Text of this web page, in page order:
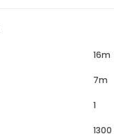
16m
7m
1